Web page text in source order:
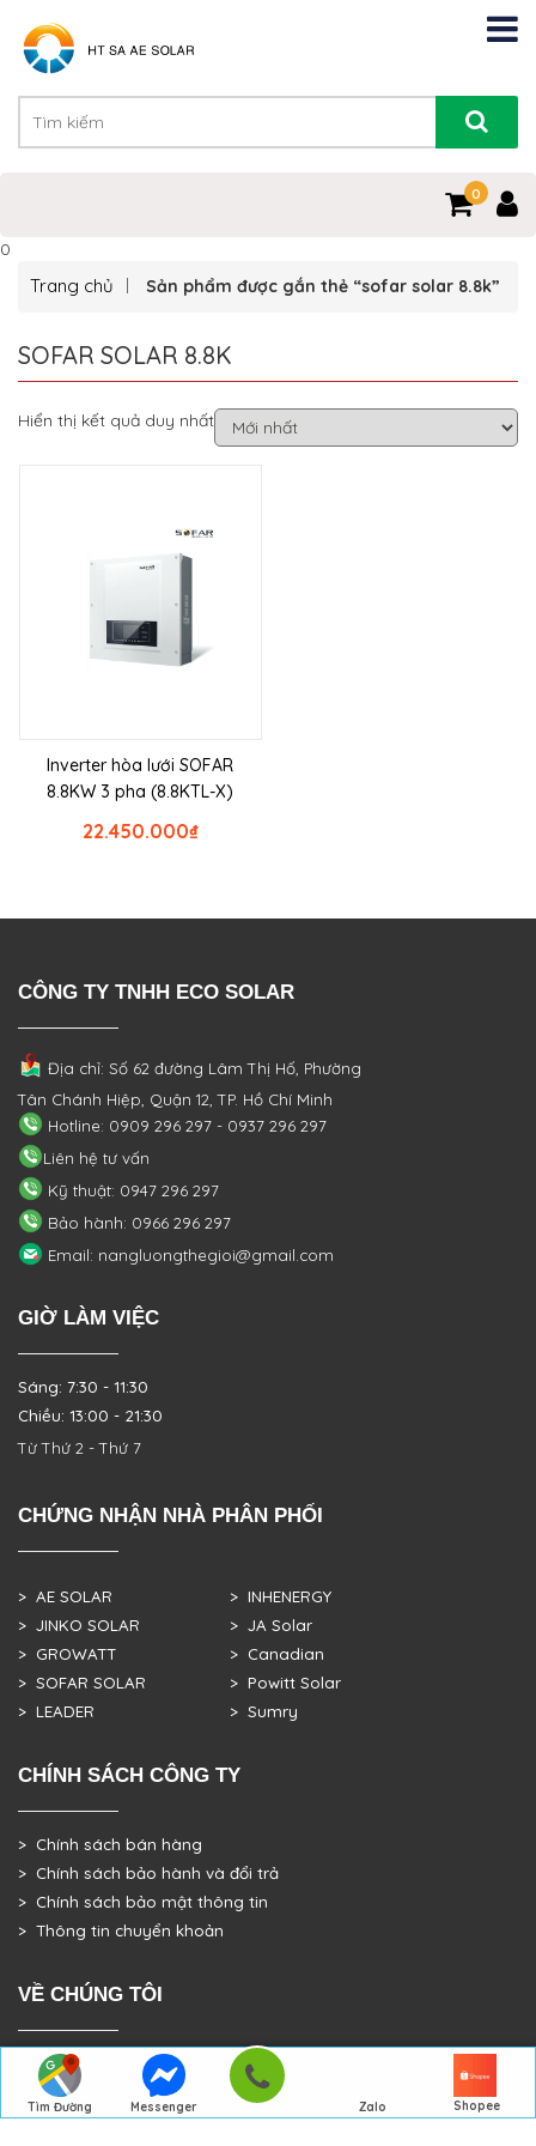
0
Tìm Đường
Messenger
Zalo Shopee
0
Trang chủ Sản phẩm được gắn thẻ “sofar solar 8.8k”
SOFAR SOLAR 8.8K
Hiển thị kết quả duy nhất
Inverter hòa lưới SOFAR
8.8KW 3 pha (8.8KTL-X)
₫
22.450.000
CÔNG TY TNHH ECO SOLAR
Địa chỉ: Số 62 đường Lâm Thị Hố, Phường
Tân Chánh Hiệp, Quận 12, TP. Hồ Chí Minh
Hotline: 0909 296 297 - 0937 296 297
Liên hệ tư vấn
Kỹ thuật: 0947 296 297
Bảo hành: 0966 296 297
Email: nangluongthegioi@gmail.com
GIỜ LÀM VIỆC
Sáng: 7:30 - 11:30
Chiều: 13:00 - 21:30
Từ Thứ 2 - Thứ 7
CHỨNG NHẬN NHÀ PHÂN PHỐI
> AE SOLAR
> JINKO SOLAR
> GROWATT
> SOFAR SOLAR
> LEADER
> INHENERGY
> JA Solar
> Canadian
> Powitt Solar
> Sumry
CHÍNH SÁCH CÔNG TY
> Chính sách bán hàng
> Chính sách bảo hành và đổi trả
> Chính sách bảo mật thông tin
> Thông tin chuyển khoản
VỀ CHÚNG TÔI
> GIỚI THIỆU
> TRANG CHỦ
> DỰ ÁN THỰC TẾ